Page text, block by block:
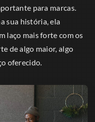
para marcas.
sua história, ela
laço mais forte com os
de algo maior, algo
oferecido.